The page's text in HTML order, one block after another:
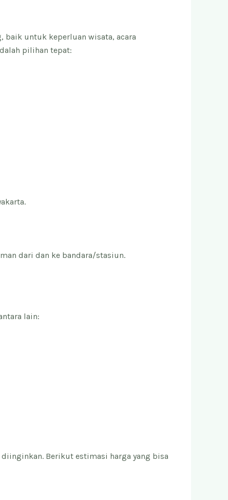
baik untuk keperluan wisata, acara
pilihan tepat:
dari dan ke bandara/stasiun.
lain:
Berikut estimasi harga yang bisa